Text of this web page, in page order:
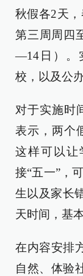
秋假各2天，
第三周周四
—14日）。
校，以及公
对于实施时
表示，两个
这样可以让
接“五一”，
生以及家长
天时间，基
在内容安排
自然、体验